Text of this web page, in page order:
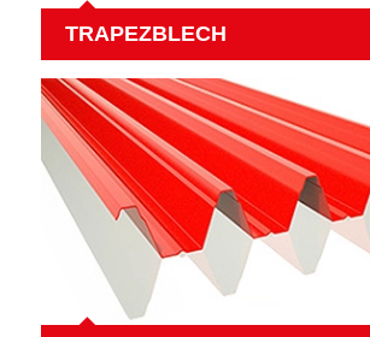
TRAPEZBLECH